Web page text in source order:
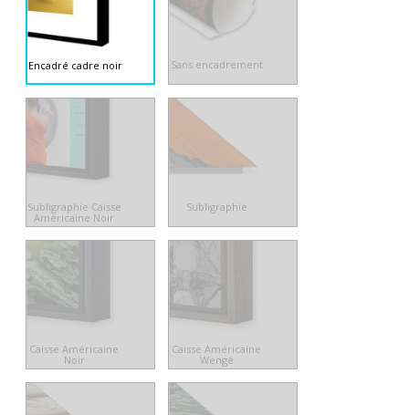
Encadré cadre noir Sans encadrement
Subligraphie Caisse
Américaine Noir
Subligraphie
Caisse Américaine
Noir
Caisse Américaine
Wengé